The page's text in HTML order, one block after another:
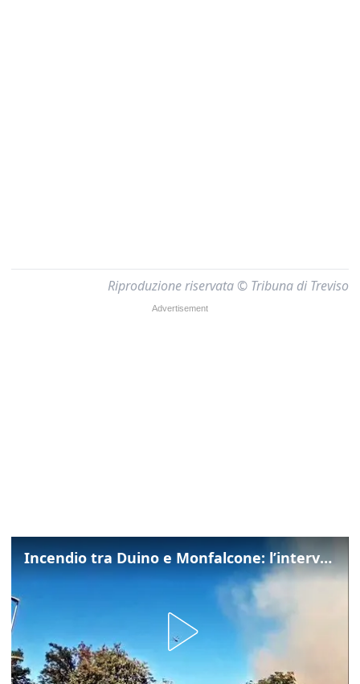
Riproduzione riservata © Tribuna di Treviso
Incendio tra Duino e Monfalcone: l’intervento dei vigili del fuoco